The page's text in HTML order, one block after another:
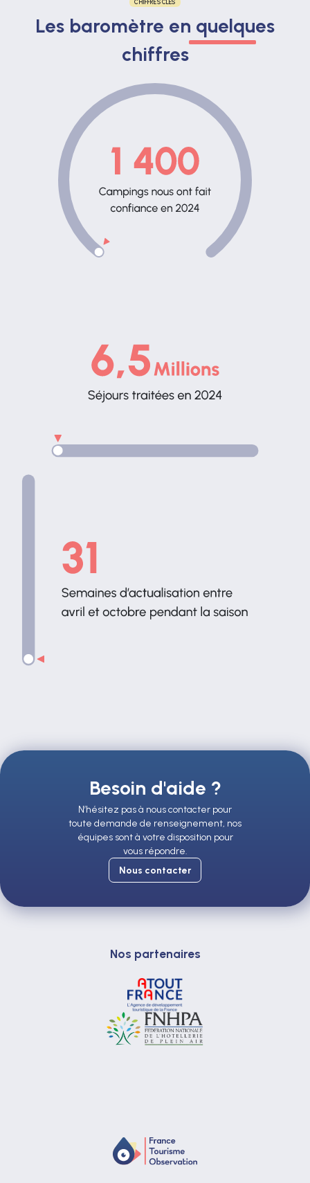
CHIFFRES CLÉS
Les baromètre en quelques
chiffres
Besoin d'aide ?
N’hésitez pas à nous contacter pour
toute demande de renseignement, nos
équipes sont à votre disposition pour
vous répondre.
Nous contacter
Nos partenaires